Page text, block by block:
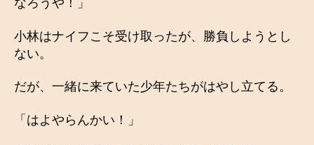
なろうや！」
小林はナイフこそ受け取ったが、勝負しようとし
ない。
だが、一緒に来ていた少年たちがはやし立てる。
「はよやらんかい！」